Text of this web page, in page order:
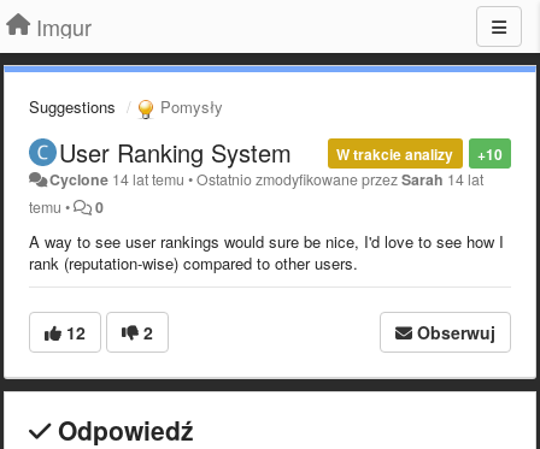
Imgur
Suggestions Pomysły
+10
W trakcie analizy
User Ranking System
Cyclone 14 lat temu •Ostatnio zmodyfikowane przezSarah 14 lat
temu • 0
A way to see user rankings would sure be nice, I'd love to see how I
rank (reputation-wise) compared to other users.
12 2 Obserwuj
Odpowiedź